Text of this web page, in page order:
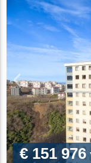
€ 151 976